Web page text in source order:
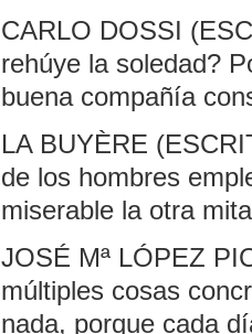
CARLO DOSSI
rehúye la soledad?
buena compañía
LA BUYÈRE
de los hombres
miserable la otra
JOSÉ Mª LÓPEZ
múltiples cosas
nada, porque cada